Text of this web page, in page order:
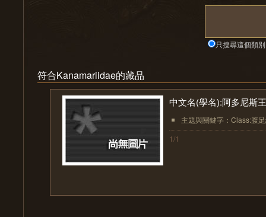
只搜尋這個類別
符合Kanamariidae的藏品
中文名(學名):阿多尼斯
主題與關鍵字：Class:腹
1/1